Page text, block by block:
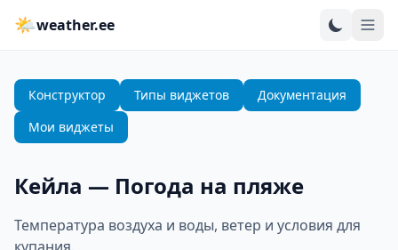
🌤weather.ee
Конструктор Типы виджетов
Документация
Мои виджеты
Кейла — Погода на пляже
Температура воздуха и воды, ветер и условия для